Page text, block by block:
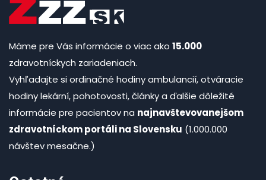
Máme pre Vás informácie o viac ako 15.000
zdravotníckych zariadeniach.
Vyhľadajte si ordinačné hodiny ambulancií, otváracie
hodiny lekární, pohotovosti, články a ďalšie dôležité
informácie pre pacientov na najnavštevovanejšom
zdravotníckom portáli na Slovensku (1.000.000
návštev mesačne.)